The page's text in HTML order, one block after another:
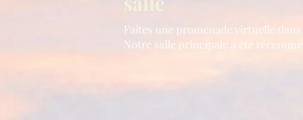
Faites une promenade virtuelle
Notre salle principale a été